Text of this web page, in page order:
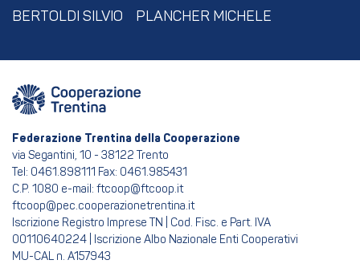
BERTOLDI SILVIO PLANCHER MICHELE
Federazione Trentina della Cooperazione
via Segantini, 10 - 38122 Trento
Tel: 0461.898111 Fax: 0461.985431
C.P. 1080 e-mail: ftcoop@ftcoop.it
ftcoop@pec.cooperazionetrentina.it
Iscrizione Registro Imprese TN | Cod. Fisc. e Part. IVA
00110640224 | Iscrizione Albo Nazionale Enti Cooperativi
MU-CAL n. A157943